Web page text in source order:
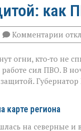
как
Комментарии к
под
ПВО
огни, кто‑то не
работе сил ПВО. В
карте региона
на северные и